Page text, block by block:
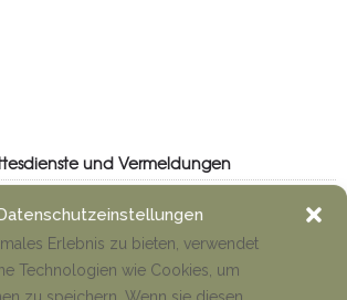
Erlebnis zu bieten, verwendet
Technologien wie Cookies, um
und Vermeldungen
Cyriakuswallfahrt